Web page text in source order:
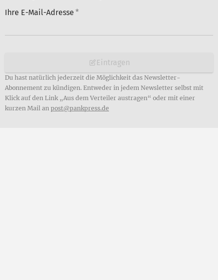
Ihre E-Mail-Adresse *
Eintragen
Du hast natürlich jederzeit die Möglichkeit das Newsletter-
Abonnement zu kündigen. Entweder in jedem Newsletter selbst mit
Klick auf den Link „Aus dem Verteiler austragen“ oder mit einer
kurzen Mail an post@pankpress.de